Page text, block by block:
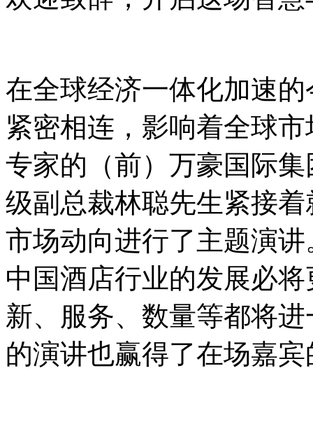
在全球经济一体化加速
紧密相连，影响着全球
专家的（前）万豪国际
级副总裁林聪先生紧接
市场动向进行了主题演
中国酒店行业的发展必
新、服务、数量等都将
的演讲也赢得了在场嘉